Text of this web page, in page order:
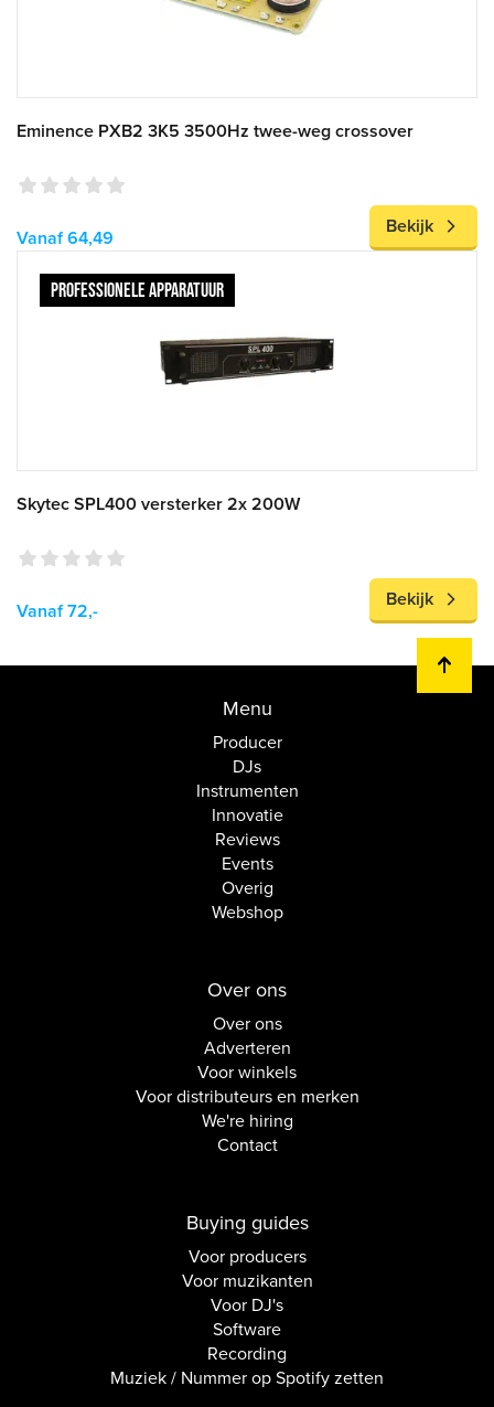
Eminence PXB2 3K5 3500Hz twee-weg crossover
Vanaf 64,49
Bekijk
PROFESSIONELE APPARATUUR
Skytec SPL400 versterker 2x 200W
Vanaf 72,-
Bekijk
Menu
Producer
DJs
Instrumenten
Innovatie
Reviews
Events
Overig
Webshop
Over ons
Over ons
Adverteren
Voor winkels
Voor distributeurs en merken
We're hiring
Contact
Buying guides
Voor producers
Voor muzikanten
Voor DJ's
Software
Recording
Muziek / Nummer op Spotify zetten